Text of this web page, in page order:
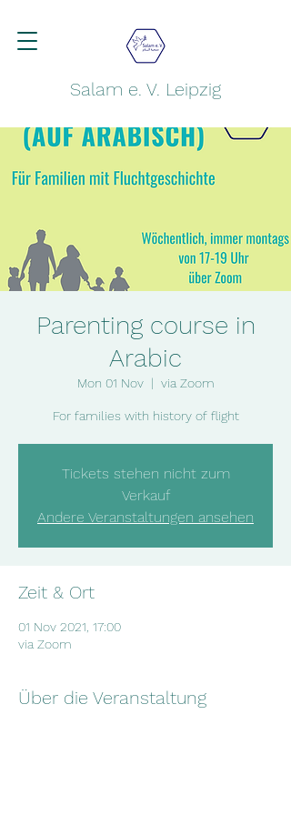
Salam e. V. Leipzig
Parenting course in
Arabic
Mon 01 Nov
  |
via Zoom
For families with history of flight
Tickets stehen nicht zum
Verkauf
Andere Veranstaltungen ansehen
Zeit & Ort
01 Nov 2021, 17:00
via Zoom
Über die Veranstaltung